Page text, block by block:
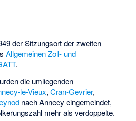
der Sitzungsort der zweiten
Allgemeinen Zoll- und
.
die umliegenden
le-Vieux,Cran-Gevrier,
nach Annecy eingemeindet,
mehr als verdoppelte.